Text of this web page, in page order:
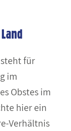
steht für
im
Obstes im
hier ein
Verhältnis